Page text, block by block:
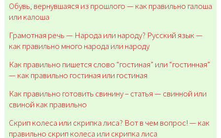
Обувь, вернувшаяся из прошлого — как правильно галоша
или калоша
Грамотная речь — Народа или народу? Русский язык —
как правильно много народа или народу
Как правильно пишется слово “гостиная” или “гостинная”
— как правильно гостиная или гостиная
Как правильно готовить свинину – статья — свинной или
свиной как правильно
Скрип колеса или скрипка лиса? Вот в чем вопрос! — как
правильно скрип колеса или скрипка лиса